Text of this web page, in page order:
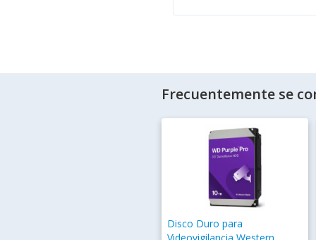
Frecuentemente se
Disco Duro para